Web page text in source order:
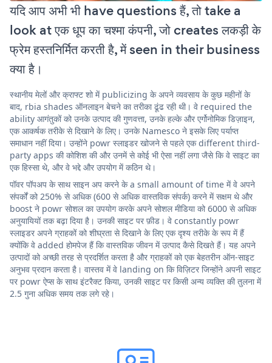
यदि आप अभी भी have questions हैं, तो take a
look at एक धूप का चश्मा कंपनी, जो creates लकड़ी के
फ्रेम हस्तनिर्मित करती है, में seen in their business
क्या है।
स्थानीय मेलों और क्राफ्ट शो में publicizing के अपने व्यवसाय के कुछ महीनों के
बाद, rbia shades ऑनलाइन बेचने का तरीका ढूंढ रही थी। वे required the
ability आगंतुकों को उनके उत्पाद की गुणवत्ता, उनके हल्के और एर्गोनोमिक डिज़ाइन,
एक आकर्षक तरीके से दिखाने के लिए। उनके Namesco ने इसके लिए पर्याप्त
समाधान नहीं दिया। उन्होंने powr स्लाइडर खोजने से पहले एक different third-
party apps की कोशिश की और उनमें से कोई भी ऐसा नहीं लगा जैसे कि वे साइट का
एक हिस्सा थे, और वे भद्दे और उपयोग में कठिन थे।
पॉवर पॉपअप के साथ साइन अप करने के a small amount of time में वे अपने
संपर्कों को 250% से अधिक (600 से अधिक वास्तविक संपर्क) करने में सक्षम थे और
boost ने powr सोशल का उपयोग करके अपने सोशल मीडिया को 6000 से अधिक
अनुयायियों तक बढ़ा दिया है। उनकी साइट पर फ़ीड। वे constantly powr
स्लाइडर अपने ग्राहकों को शीघ्रता से दिखाने के लिए एक दृश्य तरीके के रूप में हैं
क्योंकि वे added होमपेज हैं कि वास्तविक जीवन में उत्पाद कैसे दिखते हैं। यह अपने
उत्पादों को अच्छी तरह से प्रदर्शित करता है और ग्राहकों को एक बेहतरीन ऑन-साइट
अनुभव प्रदान करता है। वास्तव में वे landing on कि विज़िटर जिन्होंने अपनी साइट
पर powr ऐप्स के साथ इंटरैक्ट किया, उनकी साइट पर किसी अन्य व्यक्ति की तुलना में
2.5 गुना अधिक समय तक लगे रहे।